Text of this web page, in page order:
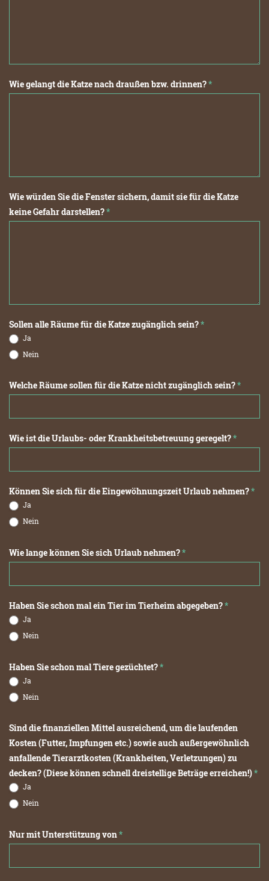
Wie gelangt die Katze nach draußen bzw. drinnen?*
Wie würden Sie die Fenster sichern, damit sie für die Katze
keine Gefahr darstellen?*
Sollen alle Räume für die Katze zugänglich sein?*
Ja
Nein
Welche Räume sollen für die Katze nicht zugänglich sein?*
Wie ist die Urlaubs- oder Krankheitsbetreuung geregelt?*
Können Sie sich für die Eingewöhnungszeit Urlaub nehmen?*
Ja
Nein
Wie lange können Sie sich Urlaub nehmen?*
Haben Sie schon mal ein Tier im Tierheim abgegeben?*
Ja
Nein
Haben Sie schon mal Tiere gezüchtet?*
Ja
Nein
Sind die finanziellen Mittel ausreichend, um die laufenden
Kosten (Futter, Impfungen etc.) sowie auch außergewöhnlich
anfallende Tierarztkosten (Krankheiten, Verletzungen) zu
decken? (Diese können schnell dreistellige Beträge erreichen!)*
Ja
Nein
Nur mit Unterstützung von*